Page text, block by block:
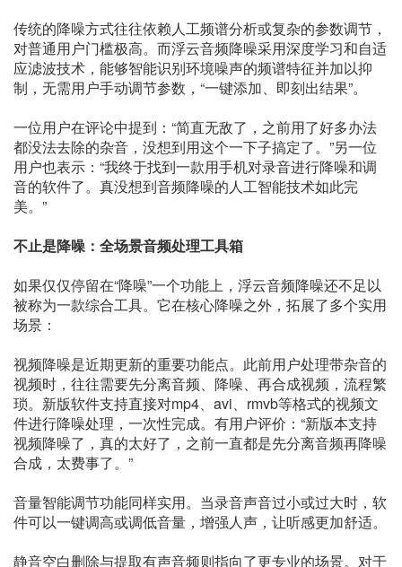
传统的降噪方式往往依赖人工频谱分析或复杂的参数调节，
对普通用户门槛极高。而浮云音频降噪采用深度学习和自适
应滤波技术，能够智能识别环境噪声的频谱特征并加以抑
制，无需用户手动调节参数，“一键添加、即刻出结果”。
一位用户在评论中提到：“简直无敌了，之前用了好多办法
都没法去除的杂音，没想到用这个一下子搞定了。”另一位
用户也表示：“我终于找到一款用手机对录音进行降噪和调
音的软件了。真没想到音频降噪的人工智能技术如此完
美。”
不止是降噪：全场景音频处理工具箱
如果仅仅停留在“降噪”一个功能上，浮云音频降噪还不足以
被称为一款综合工具。它在核心降噪之外，拓展了多个实用
场景：
视频降噪是近期更新的重要功能点。此前用户处理带杂音的
视频时，往往需要先分离音频、降噪、再合成视频，流程繁
琐。新版软件支持直接对mp4、avi、rmvb等格式的视频文
件进行降噪处理，一次性完成。有用户评价：“新版本支持
视频降噪了，真的太好了，之前一直都是先分离音频再降噪
合成，太费事了。”
音量智能调节功能同样实用。当录音声音过小或过大时，软
件可以一键调高或调低音量，增强人声，让听感更加舒适。
静音空白删除与提取有声音频则指向了更专业的场景。对于